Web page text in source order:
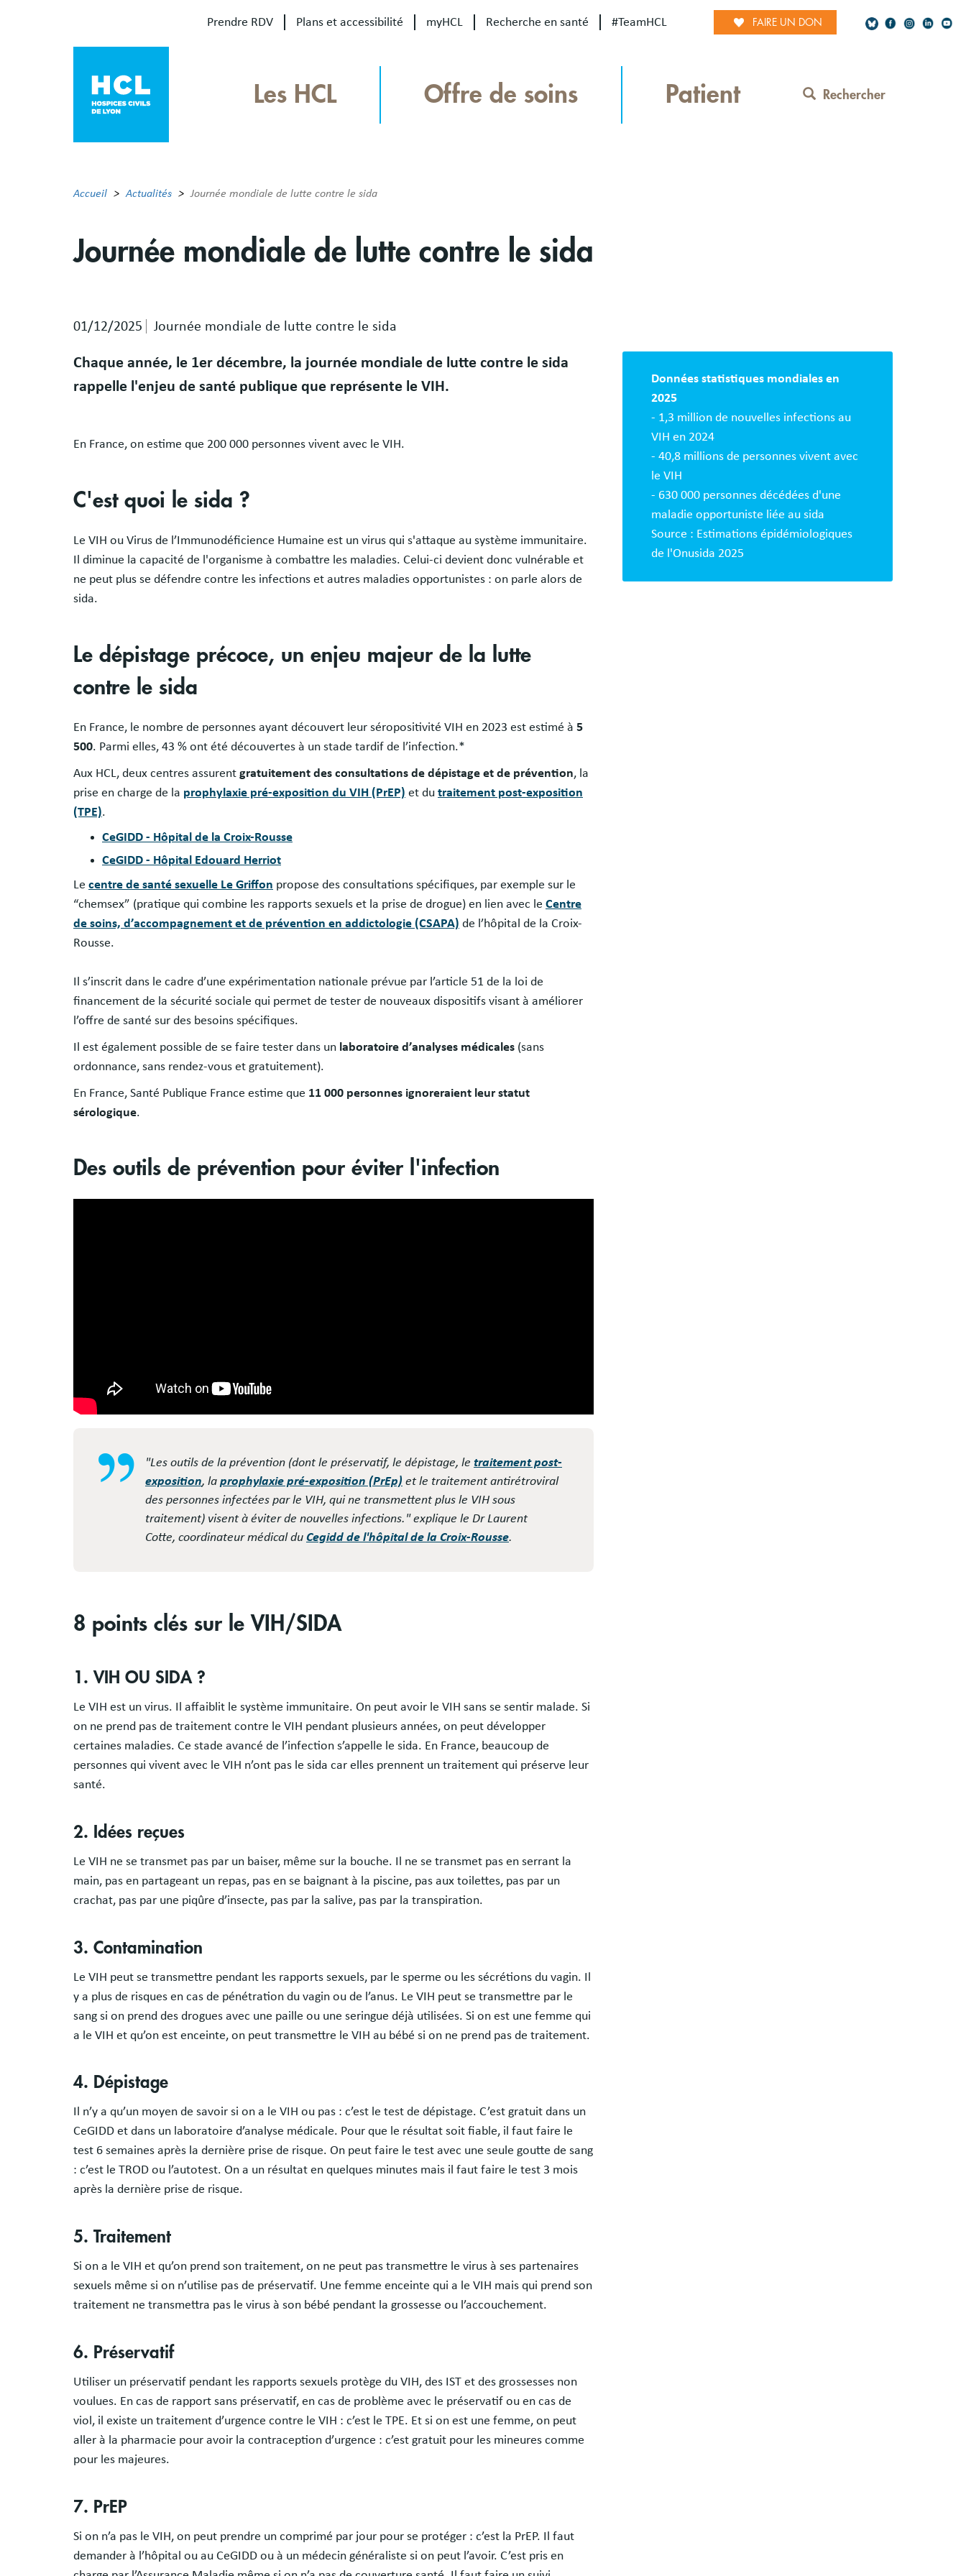
Prendre RDV Plans et accessibilité myHCL Recherche en santé #TeamHCL FAIRE UN DON
Network
Les HCL Offre de soins Patient Rechercher
Accueil Actualités Journée mondiale de lutte contre le sida
Journée mondiale de lutte contre le sida
01/12/2025 Journée mondiale de lutte contre le sida
Chaque année, le 1er décembre, la journée mondiale de lutte contre le sida
rappelle l'enjeu de santé publique que représente le VIH.
En France, on estime que 200 000 personnes vivent avec le VIH.
C'est quoi le sida ?
Le VIH ou Virus de l’Immunodéficience Humaine est un virus qui s'attaque au système immunitaire.
Il diminue la capacité de l'organisme à combattre les maladies. Celui-ci devient donc vulnérable et
ne peut plus se défendre contre les infections et autres maladies opportunistes : on parle alors de
sida.
Le dépistage précoce, un enjeu majeur de la lutte
contre le sida
En France, le nombre de personnes ayant découvert leur séropositivité VIH en 2023 est estimé à 5
500. Parmi elles, 43 % ont été découvertes à un stade tardif de l’infection.*
Aux HCL, deux centres assurent gratuitement des consultations de dépistage et de prévention, la
prise en charge de la prophylaxie pré-exposition du VIH (PrEP) et du traitement post-exposition
(TPE).
CeGIDD - Hôpital de la Croix-Rousse
CeGIDD - Hôpital Edouard Herriot
Le centre de santé sexuelle Le Griffon propose des consultations spécifiques, par exemple sur le
“chemsex” (pratique qui combine les rapports sexuels et la prise de drogue) en lien avec le Centre
de soins, d’accompagnement et de prévention en addictologie (CSAPA) de l’hôpital de la Croix-
Rousse.
Il s’inscrit dans le cadre d’une expérimentation nationale prévue par l’article 51 de la loi de
financement de la sécurité sociale qui permet de tester de nouveaux dispositifs visant à améliorer
l’offre de santé sur des besoins spécifiques.
Il est également possible de se faire tester dans un laboratoire d’analyses médicales (sans
ordonnance, sans rendez-vous et gratuitement).
En France, Santé Publique France estime que 11 000 personnes ignoreraient leur statut
sérologique.
Des outils de prévention pour éviter l'infection
"Les outils de la prévention (dont le préservatif, le dépistage, le traitement post-
exposition, la prophylaxie pré-exposition (PrEp) et le traitement antirétroviral
des personnes infectées par le VIH, qui ne transmettent plus le VIH sous
traitement) visent à éviter de nouvelles infections."explique le Dr Laurent
Cotte, coordinateur médical du Cegidd de l'hôpital de la Croix-Rousse.
8 points clés sur le VIH/SIDA
1. VIH OU SIDA ?
Le VIH est un virus. Il affaiblit le système immunitaire. On peut avoir le VIH sans se sentir malade. Si
on ne prend pas de traitement contre le VIH pendant plusieurs années, on peut développer
certaines maladies. Ce stade avancé de l’infection s’appelle le sida. En France, beaucoup de
personnes qui vivent avec le VIH n’ont pas le sida car elles prennent un traitement qui préserve leur
santé.
2. Idées reçues
Le VIH ne se transmet pas par un baiser, même sur la bouche. Il ne se transmet pas en serrant la
main, pas en partageant un repas, pas en se baignant à la piscine, pas aux toilettes, pas par un
crachat, pas par une piqûre d’insecte, pas par la salive, pas par la transpiration.
3. Contamination
Le VIH peut se transmettre pendant les rapports sexuels, par le sperme ou les sécrétions du vagin. Il
y a plus de risques en cas de pénétration du vagin ou de l’anus. Le VIH peut se transmettre par le
sang si on prend des drogues avec une paille ou une seringue déjà utilisées. Si on est une femme qui
a le VIH et qu’on est enceinte, on peut transmettre le VIH au bébé si on ne prend pas de traitement.
4. Dépistage
Il n’y a qu’un moyen de savoir si on a le VIH ou pas : c’est le test de dépistage. C’est gratuit dans un
CeGIDD et dans un laboratoire d’analyse médicale. Pour que le résultat soit fiable, il faut faire le
test 6 semaines après la dernière prise de risque. On peut faire le test avec une seule goutte de sang
: c’est le TROD ou l’autotest. On a un résultat en quelques minutes mais il faut faire le test 3 mois
après la dernière prise de risque.
5. Traitement
Si on a le VIH et qu’on prend son traitement, on ne peut pas transmettre le virus à ses partenaires
sexuels même si on n’utilise pas de préservatif. Une femme enceinte qui a le VIH mais qui prend son
traitement ne transmettra pas le virus à son bébé pendant la grossesse ou l’accouchement.
6. Préservatif
Utiliser un préservatif pendant les rapports sexuels protège du VIH, des IST et des grossesses non
voulues. En cas de rapport sans préservatif, en cas de problème avec le préservatif ou en cas de
viol, il existe un traitement d’urgence contre le VIH : c’est le TPE. Et si on est une femme, on peut
aller à la pharmacie pour avoir la contraception d’urgence : c’est gratuit pour les mineures comme
pour les majeures.
7. PrEP
Si on n’a pas le VIH, on peut prendre un comprimé par jour pour se protéger : c’est la PrEP. Il faut
demander à l’hôpital ou au CeGIDD ou à un médecin généraliste si on peut l’avoir. C’est pris en
Données statistiques mondiales en
2025
- 1,3 million de nouvelles infections au
VIH en 2024
- 40,8 millions de personnes vivent avec
le VIH
- 630 000 personnes décédées d'une
maladie opportuniste liée au sida
Source : Estimations épidémiologiques
de l'Onusida 2025